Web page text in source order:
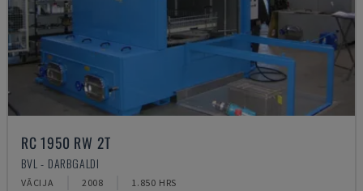
RC 1950 RW 2T
BVL - DARBGALDI
VĀCIJA 2008 1.850 HRS